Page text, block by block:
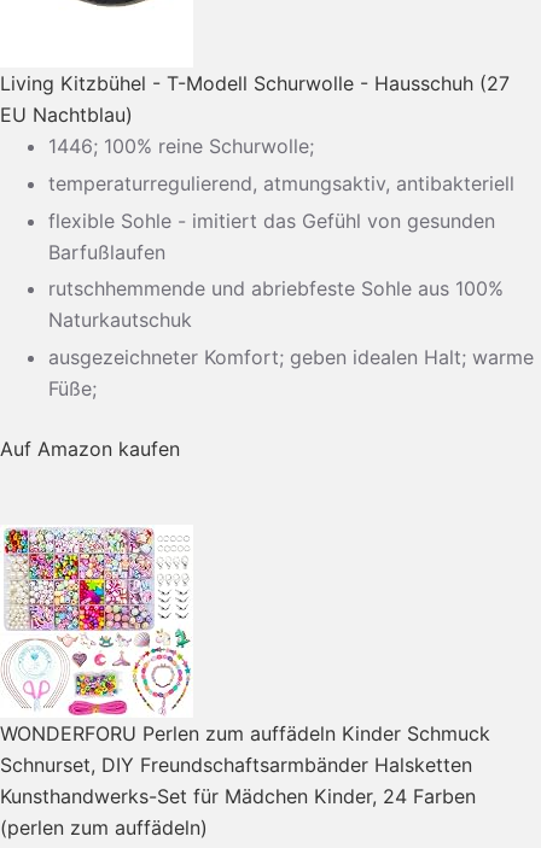
Living Kitzbühel - T-Modell Schurwolle - Hausschuh (27
EU Nachtblau)
1446; 100% reine Schurwolle;
temperaturregulierend, atmungsaktiv, antibakteriell
flexible Sohle - imitiert das Gefühl von gesunden
Barfußlaufen
rutschhemmende und abriebfeste Sohle aus 100%
Naturkautschuk
ausgezeichneter Komfort; geben idealen Halt; warme
Füße;
Auf Amazon kaufen
WONDERFORU Perlen zum auffädeln Kinder Schmuck
Schnurset, DIY Freundschaftsarmbänder Halsketten
Kunsthandwerks-Set für Mädchen Kinder, 24 Farben
(perlen zum auffädeln)